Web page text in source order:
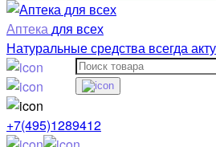
Аптекадля всех
Натуральные средства всегда
+7(495)1289412